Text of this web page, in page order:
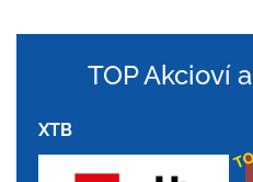
TOP Akcioví
XTB